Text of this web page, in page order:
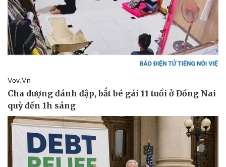
Pháp luật
Vụ án
Tin nóng
Tư vấn luật
Quân sự - Quốc phòng
Vũ khí
Việt Nam
Phân tích